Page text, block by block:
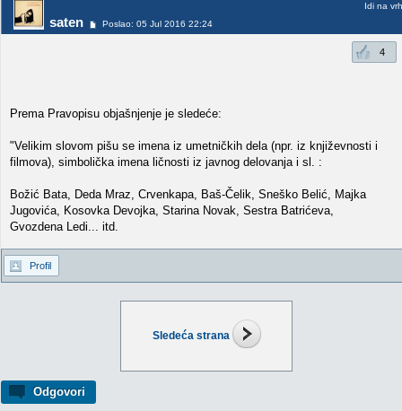
Sledeća strana
Odgovori
saten Poslao: 05 Jul 2016 22:24
Idi na vrh
4
Prema Pravopisu objašnjenje je sledeće:
"Velikim slovom pišu se imena iz umetničkih dela (npr. iz književnosti i
filmova), simbolička imena ličnosti iz javnog delovanja i sl. :
Božić Bata, Deda Mraz, Crvenkapa, Baš-Čelik, Sneško Belić, Majka
Jugovića, Kosovka Devojka, Starina Novak, Sestra Batrićeva,
Gvozdena Ledi... itd.
Profil